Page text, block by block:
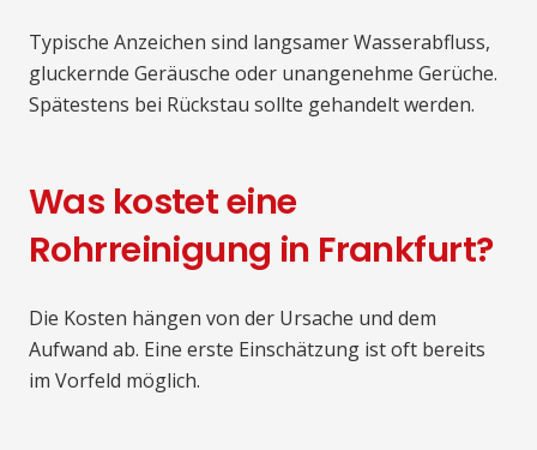
Typische Anzeichen sind langsamer Wasserabfluss,
gluckernde Geräusche oder unangenehme Gerüche.
Spätestens bei Rückstau sollte gehandelt werden.
Was kostet eine
Rohrreinigung in Frankfurt?
Die Kosten hängen von der Ursache und dem
Aufwand ab. Eine erste Einschätzung ist oft bereits
im Vorfeld möglich.